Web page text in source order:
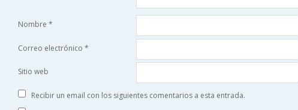
Nombre *
Correo electrónico *
Sitio web
Recibir un email con los siguientes comentarios a esta entrada.